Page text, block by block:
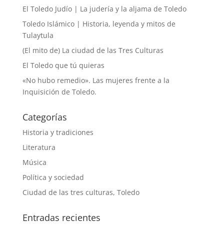
El Toledo Judío | La judería y la aljama de Toledo
Toledo Islámico | Historia, leyenda y mitos de
Tulaytula
(El mito de) La ciudad de las Tres Culturas
El Toledo que tú quieras
«No hubo remedio». Las mujeres frente a la
Inquisición de Toledo.
Categorías
Historia y tradiciones
Literatura
Música
Política y sociedad
Ciudad de las tres culturas, Toledo
Entradas recientes